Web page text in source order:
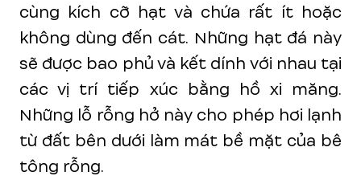
cùng kích cỡ hạt và chứa rất ít hoặc
không dùng đến cát. Những hạt đá này
sẽ được bao phủ và kết dính với nhau tại
các vị trí tiếp xúc bằng hồ xi măng.
Những lỗ rỗng hở này cho phép hơi lạnh
từ đất bên dưới làm mát bề mặt của bê
tông rỗng.